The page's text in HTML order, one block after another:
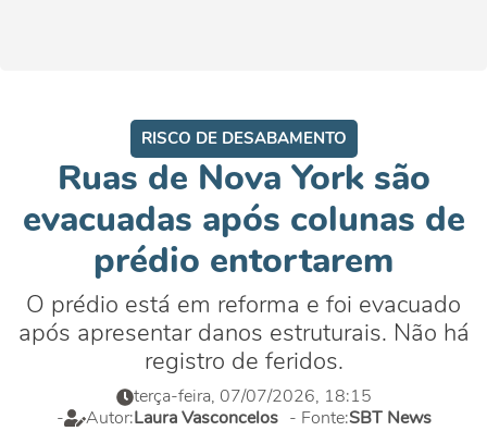
RISCO DE DESABAMENTO
Ruas de Nova York são
evacuadas após colunas de
prédio entortarem
O prédio está em reforma e foi evacuado
após apresentar danos estruturais. Não há
registro de feridos.
terça-feira, 07/07/2026, 18:15
-
Autor:Laura Vasconcelos - Fonte:SBT News